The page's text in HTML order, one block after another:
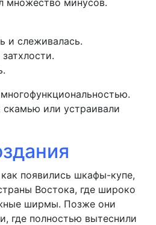
и слеживалась.
скамью или устраивали
появились шкафы-купе,
Востока, где широко
ширмы. Позже они
где полностью вытеснили